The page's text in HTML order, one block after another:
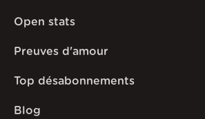
Open stats
Preuves d'amour
Top désabonnements
Blog